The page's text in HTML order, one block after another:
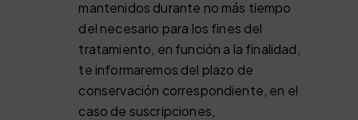
mantenidos durante no más tiempo
del necesario para los fines del
tratamiento, en función a la finalidad,
te informaremos del plazo de
conservación correspondiente, en el
caso de suscripciones,